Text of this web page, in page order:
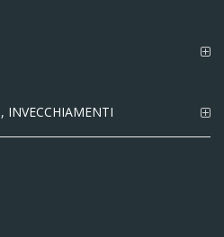
INVECCHIAMENTI